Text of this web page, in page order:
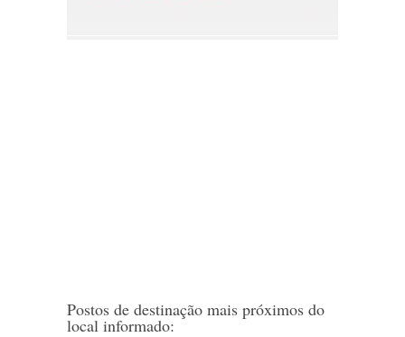
Postos de destinação mais próximos do
local informado: